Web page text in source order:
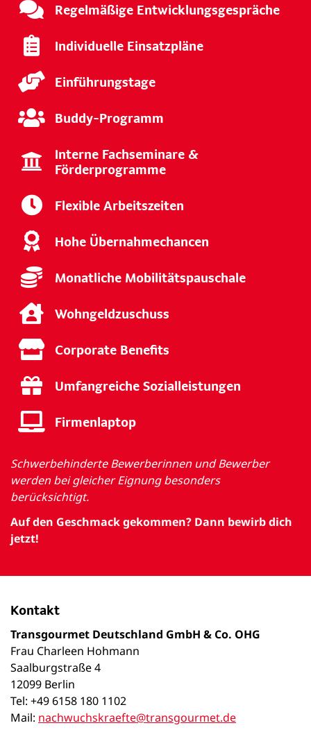
Regelmäßige Entwicklungsgespräche
Individuelle Einsatzpläne
Einführungstage
Buddy-Programm
Interne Fachseminare &
Förderprogramme
Flexible Arbeitszeiten
Hohe Übernahmechancen
Monatliche Mobilitätspauschale
Wohngeldzuschuss
Corporate Benefits
Umfangreiche Sozialleistungen
Firmenlaptop
Schwerbehinderte Bewerberinnen und Bewerber
werden bei gleicher Eignung besonders
berücksichtigt.
Auf den Geschmack gekommen? Dann bewirb dich
jetzt!
Kontakt
Transgourmet Deutschland GmbH & Co. OHG
Frau Charleen Hohmann
Saalburgstraße 4
12099 Berlin
Tel: +49 6158 180 1102
Mail: nachwuchskraefte@transgourmet.de